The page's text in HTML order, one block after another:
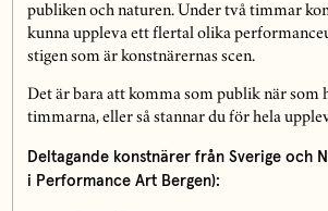
publiken och naturen. Under två timmar
kunna uppleva ett flertal olika
stigen som är konstnärernas scen.
Det är bara att komma som publik när som
timmarna, eller så stannar du för hela
Deltagande konstnärer från Sverige och
i Performance Art Bergen):